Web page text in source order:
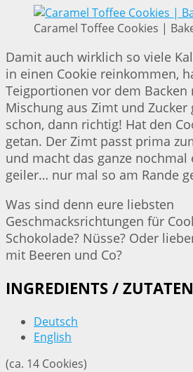
Caramel Toffee Cookies |
Damit auch wirklich so viele
in einen Cookie reinkommen,
Teigportionen vor dem Backen
Mischung aus Zimt und Zucker
schon, dann richtig! Hat den
getan. Der Zimt passt prima
und macht das ganze nochmal
geiler… nur mal so am Rande
Was sind denn eure liebsten
Geschmacksrichtungen für
Schokolade? Nüsse? Oder
mit Beeren und Co?
INGREDIENTS / ZUTATEN
Deutsch
English
(ca. 14 Cookies)